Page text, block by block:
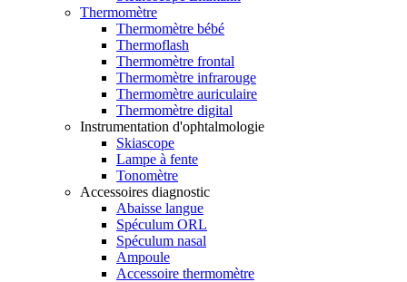
Thermomètre
Thermomètre bébé
Thermoflash
Thermomètre frontal
Thermomètre infrarouge
Thermomètre auriculaire
Thermomètre digital
Instrumentation d'ophtalmologie
Skiascope
Lampe à fente
Tonomètre
Accessoires diagnostic
Abaisse langue
Spéculum ORL
Spéculum nasal
Ampoule
Accessoire thermomètre